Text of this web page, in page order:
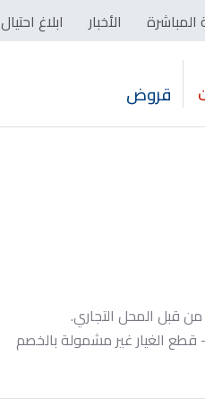
المباشرة الأخبار ابلاغ احتيال
قروض
قبل المحل التجاري.
الغيار غير مشمولة بالخصم